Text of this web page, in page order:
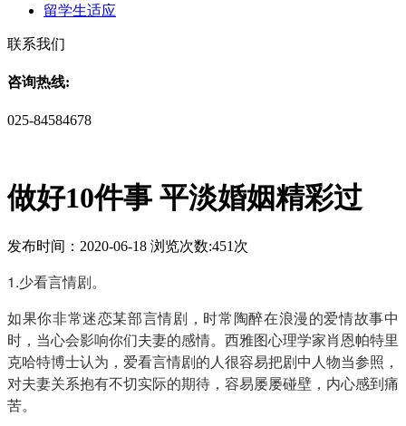
留学生适应
联系我们
咨询热线:
025-84584678
做好10件事 平淡婚姻精彩过
发布时间：2020-06-18 浏览次数:451次
1.少看言情剧。
如果你非常迷恋某部言情剧，时常陶醉在浪漫的爱情故事中
时，当心会影响你们夫妻的感情。西雅图心理学家肖恩帕特里
克哈特博士认为，爱看言情剧的人很容易把剧中人物当参照，
对夫妻关系抱有不切实际的期待，容易屡屡碰壁，内心感到痛
苦。